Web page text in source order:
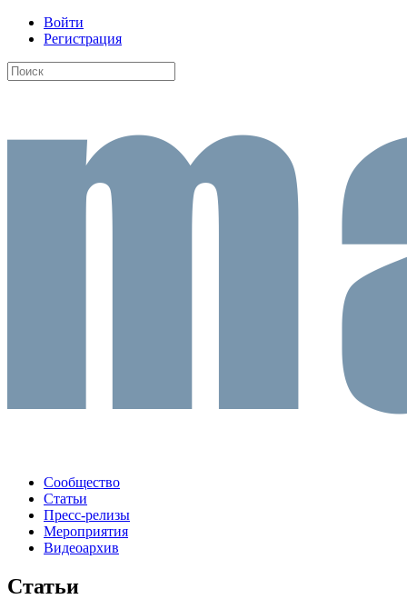
Войти
Регистрация
Сообщество
Статьи
Пресс-релизы
Мероприятия
Видеоархив
Статьи